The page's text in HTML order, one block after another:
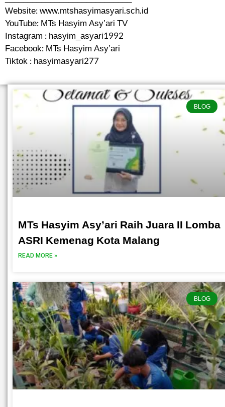
Website: www.mtshasyimasyari.sch.id
YouTube: MTs Hasyim Asy’ari TV
Instagram : hasyim_asyari1992
Facebook: MTs Hasyim Asy’ari
Tiktok : hasyimasyari277
BLOG
MTs Hasyim Asy’ari Raih Juara II Lomba
ASRI Kemenag Kota Malang
READ MORE »
BLOG